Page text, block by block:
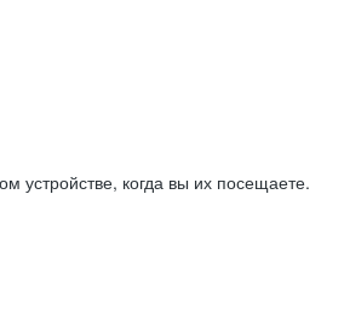
когда вы их посещаете.